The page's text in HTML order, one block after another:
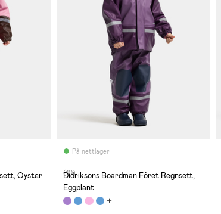
Oyster
På nettlager
(10)
Didriksons Boardman Fôret Regnsett,
Eggplant